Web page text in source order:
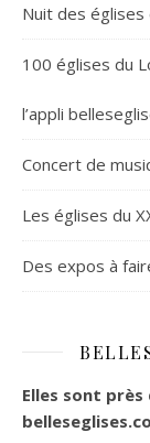
Nuit des églises
100 églises du
l’appli
Concert de
Les églises du
Des expos à
Elles sont